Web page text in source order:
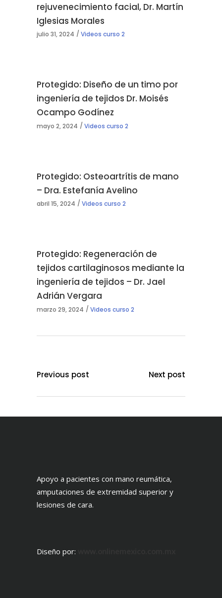
rejuvenecimiento facial, Dr. Martín
Iglesias Morales
julio 31, 2024 Videos curso 2
Protegido: Diseño de un timo por
ingeniería de tejidos Dr. Moisés
Ocampo Godínez
mayo 2, 2024 Videos curso 2
Protegido: Osteoartrítis de mano
– Dra. Estefanía Avelino
abril 15, 2024 Videos curso 2
Protegido: Regeneración de
tejidos cartilaginosos mediante la
ingeniería de tejidos – Dr. Jael
Adrián Vergara
marzo 29, 2024 Videos curso 2
Previous post Next post
Apoyo a pacientes con mano reumática,
amputaciones de extremidad superior y
lesiones de cara.
Diseño por: